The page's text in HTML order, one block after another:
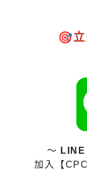
🎯
～
加入【